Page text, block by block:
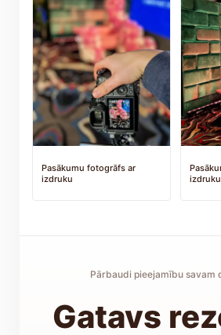
Pasākumu fotogrāfs ar
izdruku
izdruku
Pārbaudi pieejamību savam
Gatavs